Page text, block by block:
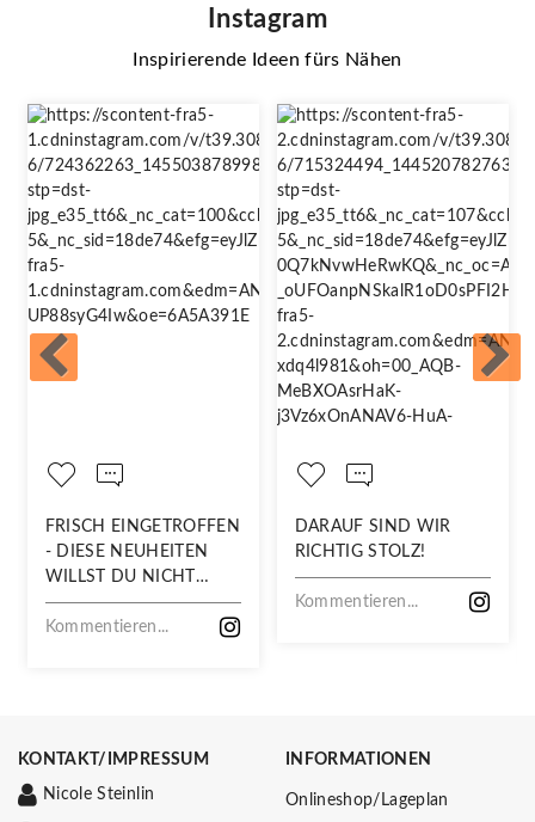
Instagram
Inspirierende Ideen fürs Nähen
FRISCH EINGETROFFEN
- DIESE NEUHEITEN
WILLST DU NICHT
VERPASSEN!
Kommentieren...
DARAUF SIND WIR
RICHTIG STOLZ!
Kommentieren...
KONTAKT/IMPRESSUM
Nicole Steinlin
INFORMATIONEN
Onlineshop/Lageplan